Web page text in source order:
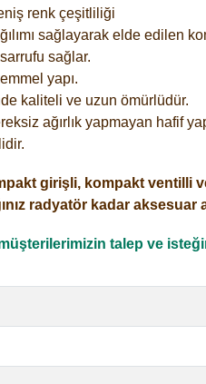
renk çeşitliliği
sağlayarak elde edilen
sağlar.
yapı.
kaliteli ve uzun ömürlüdür.
ağırlık yapmayan hafif
girişli, kompakt ventilli
radyatör kadar aksesuar
talep ve